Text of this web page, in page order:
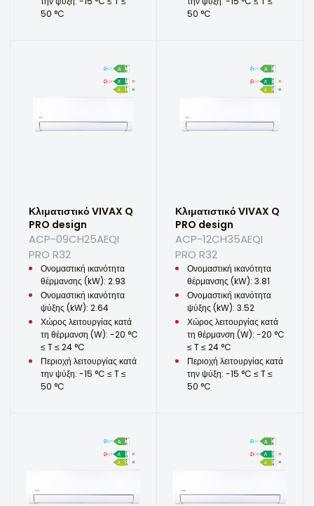
50 °C
50 °C
Κλιματιστικό VIVAX Q
PRO design
ACP-09CH25AEQI
PRO R32
Ονομαστική ικανότητα
θέρμανσης (kW): 2.93
Ονομαστική ικανότητα
ψύξης (kW): 2.64
Χώρος λειτουργίας κατά
τη θέρμανση (W): -20 °C
≤ T ≤ 24 °C
Περιοχή λειτουργίας κατά
την ψύξη: -15 °C ≤ T ≤
50 °C
Κλιματιστικό VIVAX Q
PRO design
ACP-12CH35AEQI
PRO R32
Ονομαστική ικανότητα
θέρμανσης (kW): 3.81
Ονομαστική ικανότητα
ψύξης (kW): 3.52
Χώρος λειτουργίας κατά
τη θέρμανση (W): -20 °C
≤ T ≤ 24 °C
Περιοχή λειτουργίας κατά
την ψύξη: -15 °C ≤ T ≤
50 °C